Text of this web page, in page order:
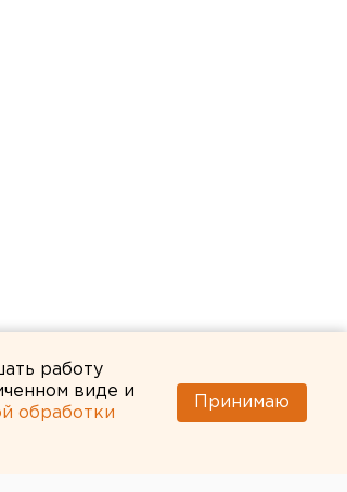
работу
виде и
обработки
Принимаю